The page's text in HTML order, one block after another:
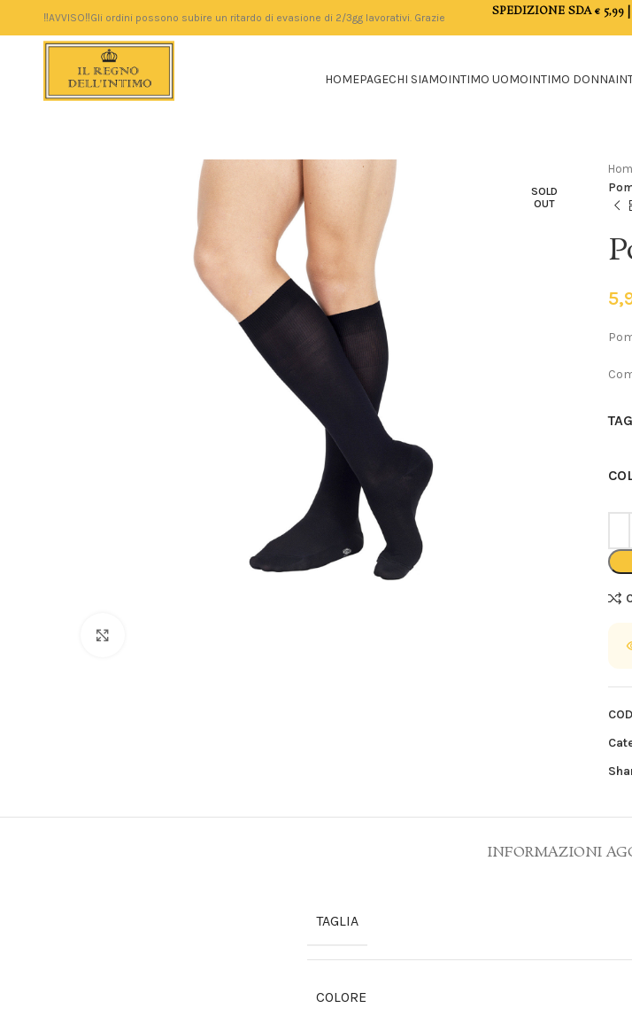
‼️AVVISO‼️Gli ordini possono subire un ritardo di evasione di 2/3gg lavorativi. Grazie SPEDIZIONE SDA € 5,99
HOMEPAGECHI SIAMOINTIMO UOMOINTIMO DONNA
SOLD
OUT
INFORMAZIONI
TAGLIA
COLORE